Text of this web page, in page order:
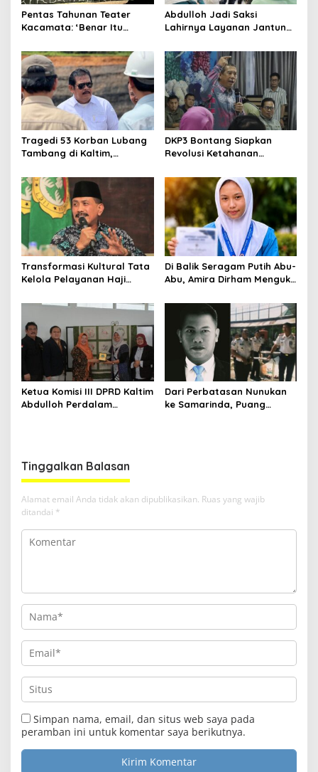
Pentas Tahunan Teater
Kacamata: ‘Benar Itu
Korupsi dan Kemiskinan
Abdulloh Jadi Saksi
Lahirnya Layanan Jantung
Jawaban Kebutuhan
Rakyat
Tragedi 53 Korban Lubang
Tambang di Kaltim,
Total Tata Kelola
DKP3 Bontang Siapkan
Revolusi Ketahanan
Smartani Jadi Senjata
Transformasi Kultural Tata
Kelola Pelayanan Haji
Di Balik Seragam Putih Abu-
Abu, Amira Dirham Mengukir
Nasional
Ketua Komisi III DPRD Kaltim
Abdulloh Perdalam
Dari Perbatasan Nunukan
ke Samarinda, Puang
Tinggalkan Balasan
Alamat email Anda tidak akan dipublikasikan. Ruas yang wajib
ditandai *
Simpan nama, email, dan situs web saya pada
peramban ini untuk komentar saya berikutnya.